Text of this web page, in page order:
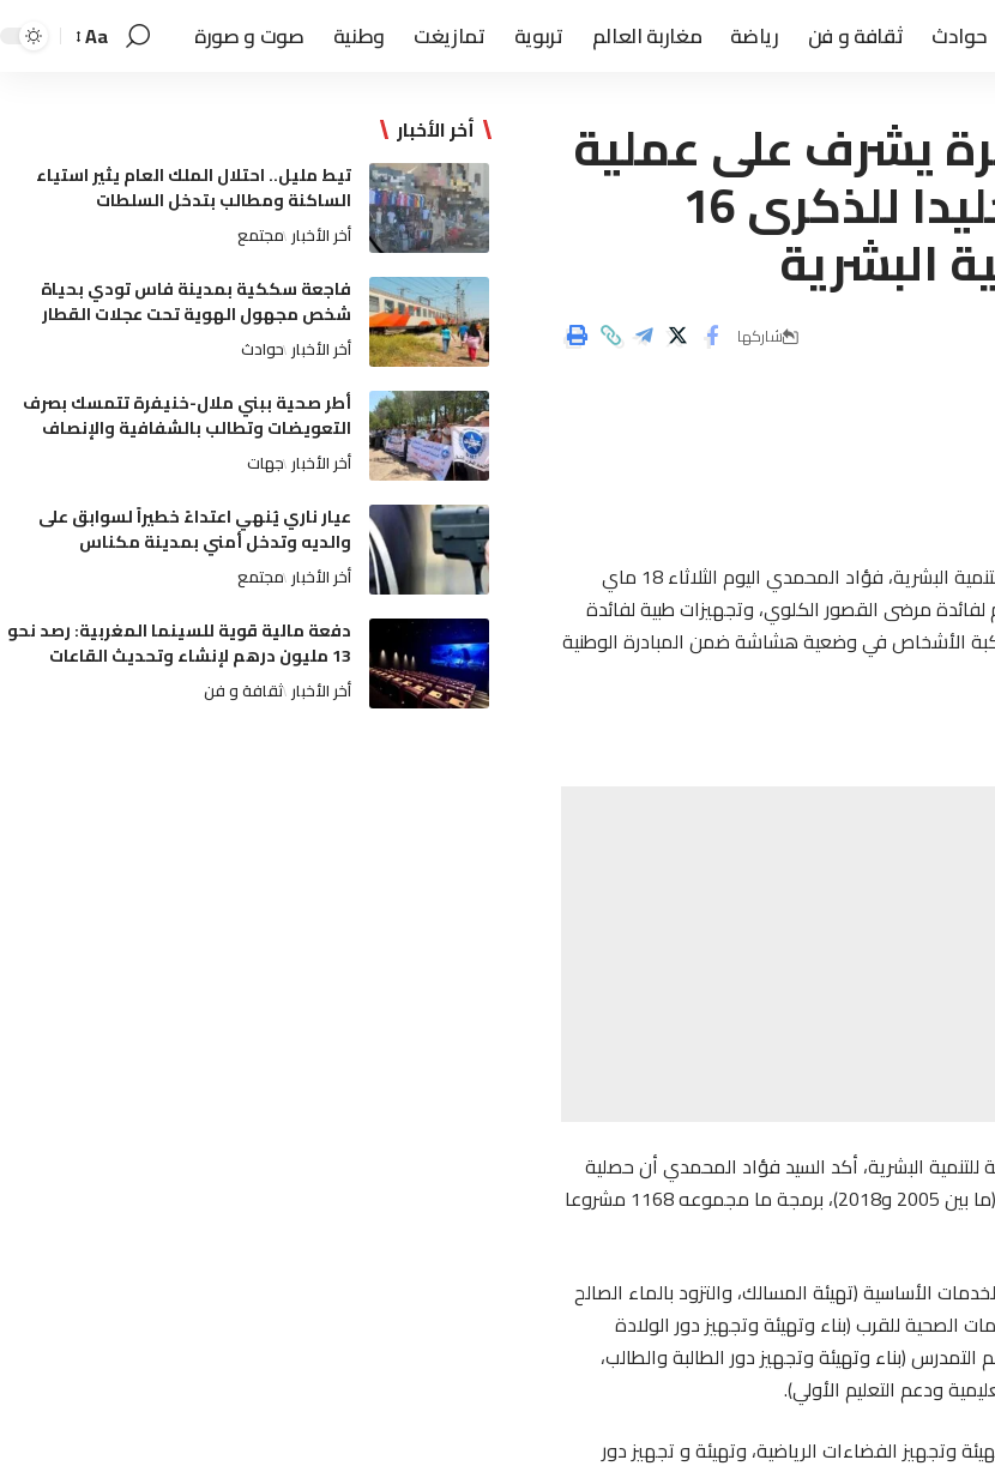
حوادث ثقافة و فن رياضة مغاربة العالم تربوية تمازيغت وطنية صوت و صورة Aa
يشرف على عملية
تسليم أجهزة ومعدات طبية تخليدا للذكرى 16
البشرية
شاركها
أشرف عامل إقليم القنيطرة، رئيس اللجنة الإقليمية للمبادرة الوطنية للتنمية البشرية، فؤاد المحمدي اليوم الثلاثاء 18 ماي
على تسليم 24 آلة لتصفية الدم لفائدة مرضى القصور الكلوي، وتجهيزات طبية لفائدة
الأشخاص في وضعية هشاشة ضمن المبادرة الوطنية
الـ16 لإطلاق المبادرة الوطنية للتنمية البشرية، أكد السيد فؤاد المحمدي أن حصلية
المبادرة الوطنية بإقليم القنيطرة عرفت، خلال مرحلتيها الأولى والثانية (ما بين 2005 و2018)، برمجة ما مجموعه 1168 مشروعا
الأساسية (تهيئة المسالك، والتزود بالماء الصالح
الصحية للقرب (بناء وتهيئة وتجهيز دور الولادة
(بناء وتهيئة وتجهيز دور الطالبة والطالب،
ودعم التعليم الأولي).
وتجهيز الفضاءات الرياضية، وتهيئة و تجهيز دور
أخر الأخبار
تيط مليل.. احتلال الملك العام يثير استياء
الساكنة ومطالب بتدخل السلطات
أخر الأخبار مجتمع
فاجعة سككية بمدينة فاس تودي بحياة
شخص مجهول الهوية تحت عجلات القطار
أخر الأخبار حوادث
أطر صحية ببني ملال-خنيفرة تتمسك بصرف
التعويضات وتطالب بالشفافية والإنصاف
أخر الأخبار جهات
عيار ناري يُنهي اعتداءً خطيراً لسوابق على
والديه وتدخل أمني بمدينة مكناس
أخر الأخبار مجتمع
دفعة مالية قوية للسينما المغربية: رصد نحو
13 مليون درهم لإنشاء وتحديث القاعات
أخر الأخبار ثقافة و فن